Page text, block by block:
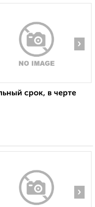
›
срок, в черте
›